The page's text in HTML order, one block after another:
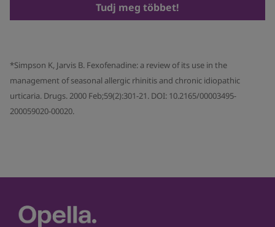
Tudj meg többet!
*Simpson K, Jarvis B. Fexofenadine: a review of its use in the
management of seasonal allergic rhinitis and chronic idiopathic
urticaria. Drugs. 2000 Feb;59(2):301-21. DOI: 10.2165/00003495-
200059020-00020.